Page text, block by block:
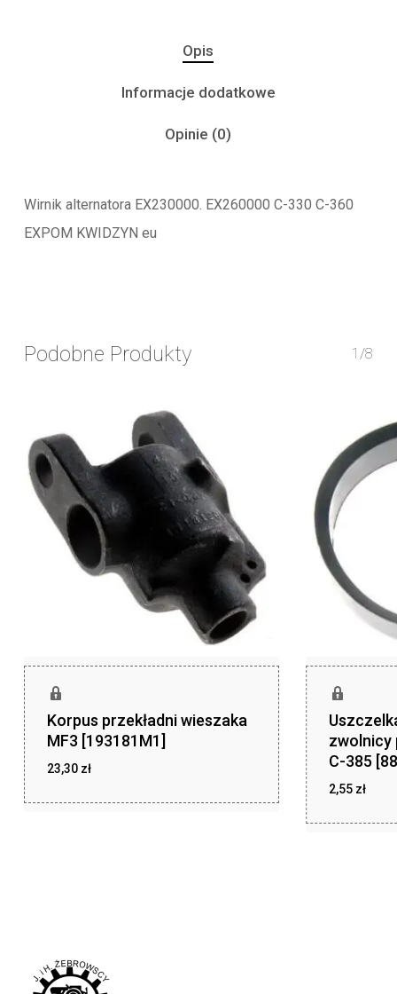
Opis
Informacje dodatkowe
Opinie (0)
Wirnik alternatora EX230000. EX260000 C-330 C-360
EXPOM KWIDZYN eu
Podobne Produkty 1/8
Korpus przekładni wieszaka
MF3 [193181M1]
23,30 zł
zwolnicy
C-385
2,55 zł